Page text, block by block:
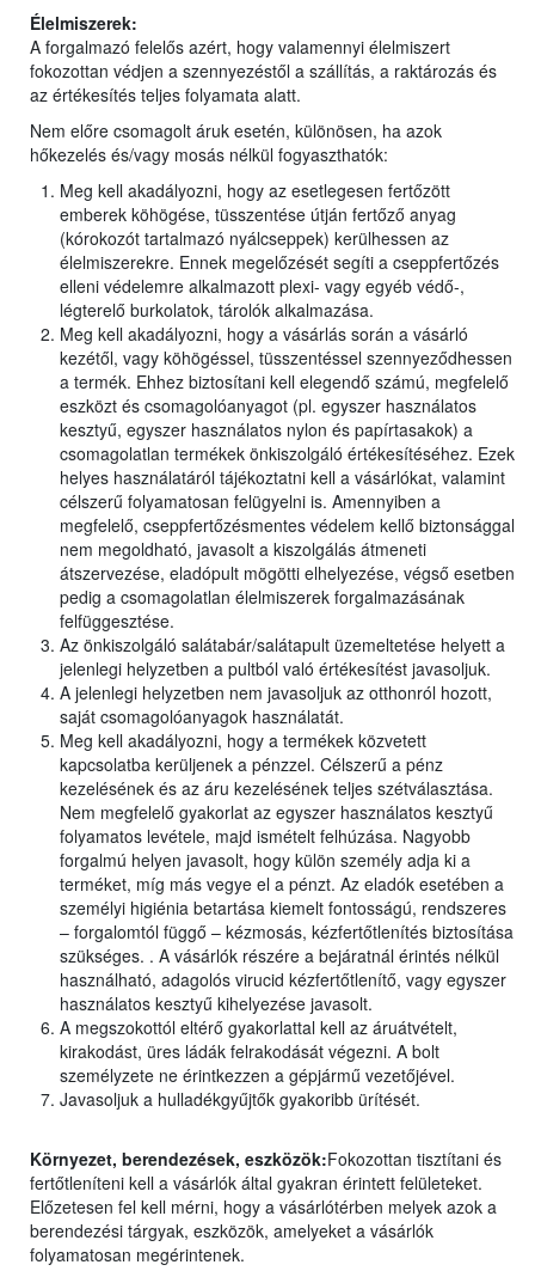
Élelmiszerek:
A forgalmazó felelős azért, hogy valamennyi élelmiszert
fokozottan védjen a szennyezéstől a szállítás, a raktározás és
az értékesítés teljes folyamata alatt.
Nem előre csomagolt áruk esetén, különösen, ha azok
hőkezelés és/vagy mosás nélkül fogyaszthatók:
Meg kell akadályozni, hogy az esetlegesen fertőzött
emberek köhögése, tüsszentése útján fertőző anyag
(kórokozót tartalmazó nyálcseppek) kerülhessen az
élelmiszerekre. Ennek megelőzését segíti a cseppfertőzés
elleni védelemre alkalmazott plexi- vagy egyéb védő-,
légterelő burkolatok, tárolók alkalmazása.
Meg kell akadályozni, hogy a vásárlás során a vásárló
kezétől, vagy köhögéssel, tüsszentéssel szennyeződhessen
a termék. Ehhez biztosítani kell elegendő számú, megfelelő
eszközt és csomagolóanyagot (pl. egyszer használatos
kesztyű, egyszer használatos nylon és papírtasakok) a
csomagolatlan termékek önkiszolgáló értékesítéséhez. Ezek
helyes használatáról tájékoztatni kell a vásárlókat, valamint
célszerű folyamatosan felügyelni is. Amennyiben a
megfelelő, cseppfertőzésmentes védelem kellő biztonsággal
nem megoldható, javasolt a kiszolgálás átmeneti
átszervezése, eladópult mögötti elhelyezése, végső esetben
pedig a csomagolatlan élelmiszerek forgalmazásának
felfüggesztése.
Az önkiszolgáló salátabár/salátapult üzemeltetése helyett a
jelenlegi helyzetben a pultból való értékesítést javasoljuk.
A jelenlegi helyzetben nem javasoljuk az otthonról hozott,
saját csomagolóanyagok használatát.
Meg kell akadályozni, hogy a termékek közvetett
kapcsolatba kerüljenek a pénzzel. Célszerű a pénz
kezelésének és az áru kezelésének teljes szétválasztása.
Nem megfelelő gyakorlat az egyszer használatos kesztyű
folyamatos levétele, majd ismételt felhúzása. Nagyobb
forgalmú helyen javasolt, hogy külön személy adja ki a
terméket, míg más vegye el a pénzt. Az eladók esetében a
személyi higiénia betartása kiemelt fontosságú, rendszeres
– forgalomtól függő – kézmosás, kézfertőtlenítés biztosítása
szükséges. . A vásárlók részére a bejáratnál érintés nélkül
használható, adagolós virucid kézfertőtlenítő, vagy egyszer
használatos kesztyű kihelyezése javasolt.
A megszokottól eltérő gyakorlattal kell az áruátvételt,
kirakodást, üres ládák felrakodását végezni. A bolt
személyzete ne érintkezzen a gépjármű vezetőjével.
Javasoljuk a hulladékgyűjtők gyakoribb ürítését.
Környezet, berendezések, eszközök:Fokozottan tisztítani és
fertőtleníteni kell a vásárlók által gyakran érintett felületeket.
Előzetesen fel kell mérni, hogy a vásárlótérben melyek azok a
berendezési tárgyak, eszközök, amelyeket a vásárlók
folyamatosan megérintenek.